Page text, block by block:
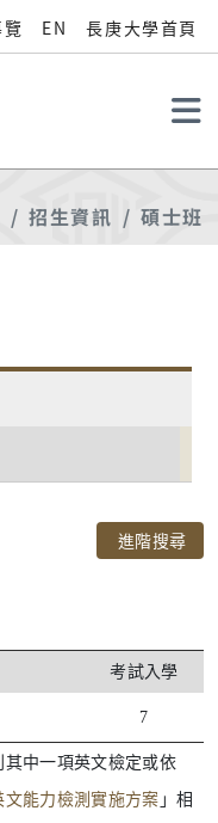
EN 長庚大學首頁
招生資訊 碩士班
進階搜尋
考試入學
7
中一項英文檢定或依
能力檢測實施方案 」相